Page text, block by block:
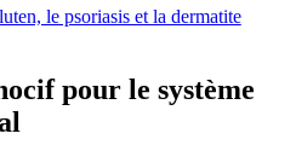
le psoriasis et la dermatite
pour le système